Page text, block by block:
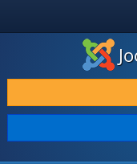
DOWNLOAD & BREID UIT
ONTDEK & LEER
COMMUNITY &